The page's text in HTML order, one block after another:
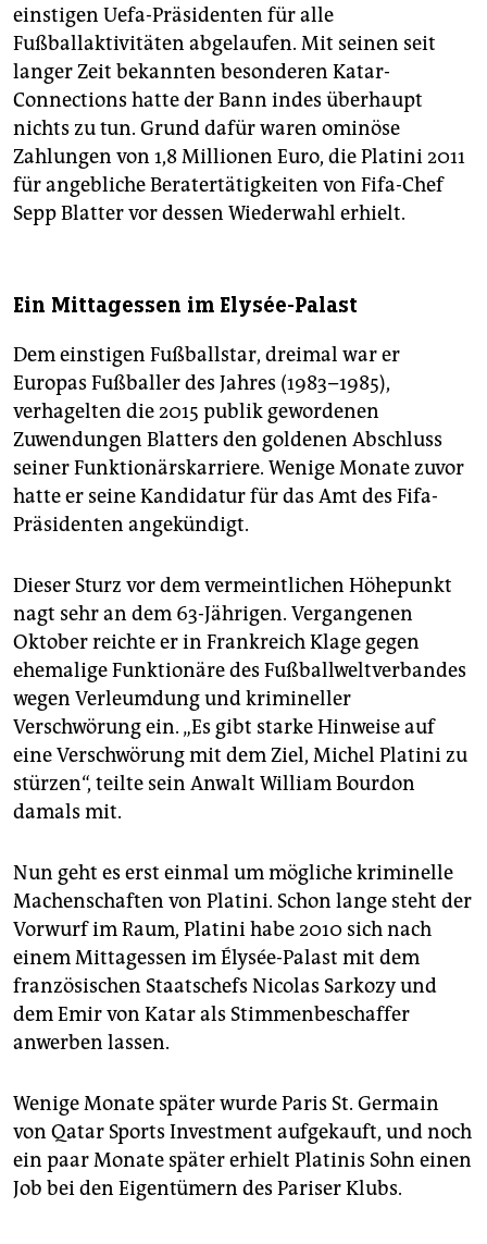
einstigen Uefa-Präsidenten für alle
Fußballaktivitäten abgelaufen. Mit seinen seit
langer Zeit bekannten besonderen Katar-
Connections hatte der Bann indes überhaupt
nichts zu tun. Grund dafür waren ominöse
Zahlungen von 1,8 Millionen Euro, die Platini 2011
für angebliche Beratertätigkeiten von Fifa-Chef
Sepp Blatter vor dessen Wiederwahl erhielt.
Ein Mittagessen im Elysée-Palast
Dem einstigen Fußballstar, dreimal war er
Europas Fußballer des Jahres (1983–1985),
verhagelten die 2015 publik gewordenen
Zuwendungen Blatters den goldenen Abschluss
seiner Funktionärskarriere. Wenige Monate zuvor
hatte er seine Kandidatur für das Amt des Fifa-
Präsidenten angekündigt.
Dieser Sturz vor dem vermeintlichen Höhepunkt
nagt sehr an dem 63-Jährigen. Vergangenen
Oktober reichte er in Frankreich Klage gegen
ehemalige Funktionäre des Fußballweltverbandes
wegen Verleumdung und krimineller
Verschwörung ein. „Es gibt starke Hinweise auf
eine Verschwörung mit dem Ziel, Michel Platini zu
stürzen“, teilte sein Anwalt William Bourdon
damals mit.
Nun geht es erst einmal um mögliche kriminelle
Machenschaften von Platini. Schon lange steht der
Vorwurf im Raum, Platini habe 2010 sich nach
einem Mittagessen im Élysée-Palast mit dem
französischen Staatschefs Nicolas Sarkozy und
dem Emir von Katar als Stimmenbeschaffer
anwerben lassen.
Wenige Monate später wurde Paris St. Germain
von Qatar Sports Investment aufgekauft, und noch
ein paar Monate später erhielt Platinis Sohn einen
Job bei den Eigentümern des Pariser Klubs.